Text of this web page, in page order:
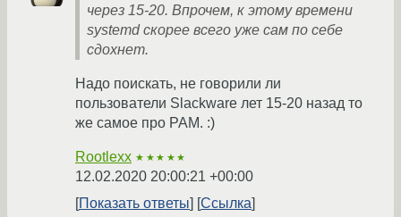
через 15-20. Впрочем, к этому времени
systemd скорее всего уже сам по себе
сдохнет.
Надо поискать, не говорили ли
пользователи Slackware лет 15-20 назад то
же самое про PAM. :)
Rootlexx ★★★★★
12.02.2020 20:00:21 +00:00
Показать ответы
Ссылка